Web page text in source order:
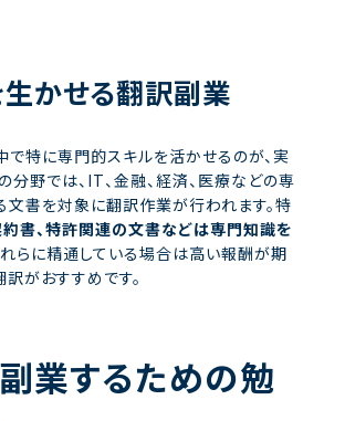
かせる翻訳副業
特に専門的スキルを活かせるのが、実
分野では、IT、金融、経済、医療などの専
文書を対象に翻訳作業が行われます。特
約書、特許関連の文書などは専門知識を
れらに精通している場合は高い報酬が期
がおすすめです。
業するための勉